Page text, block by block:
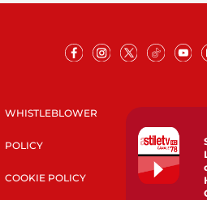
WHISTLEBLOWER
POLICY
COOKIE POLICY